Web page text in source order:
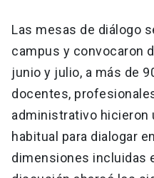
Las mesas de diálogo
campus y convocaron
junio y julio, a más de
docentes,
administrativo hicieron
habitual para dialogar
dimensiones incluidas